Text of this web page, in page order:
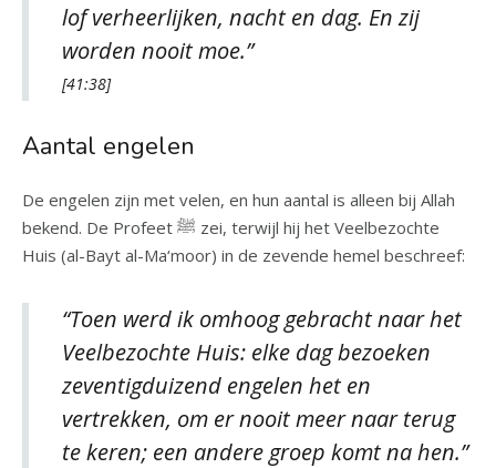
lof verheerlijken, nacht en dag. En zij
worden nooit moe.”
[41:38]
Aantal engelen
De engelen zijn met velen, en hun aantal is alleen bij Allah
bekend. De Profeet ﷺ zei, terwijl hij het Veelbezochte
Huis (al-Bayt al-Ma‘moor) in de zevende hemel beschreef:
“Toen werd ik omhoog gebracht naar het
Veelbezochte Huis: elke dag bezoeken
zeventigduizend engelen het en
vertrekken, om er nooit meer naar terug
te keren; een andere groep komt na hen.”